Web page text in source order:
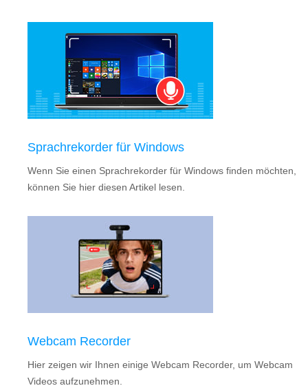
Sprachrekorder für Windows
Wenn Sie einen Sprachrekorder für Windows finden möchten,
können Sie hier diesen Artikel lesen.
Webcam Recorder
Hier zeigen wir Ihnen einige Webcam Recorder, um Webcam
Videos aufzunehmen.